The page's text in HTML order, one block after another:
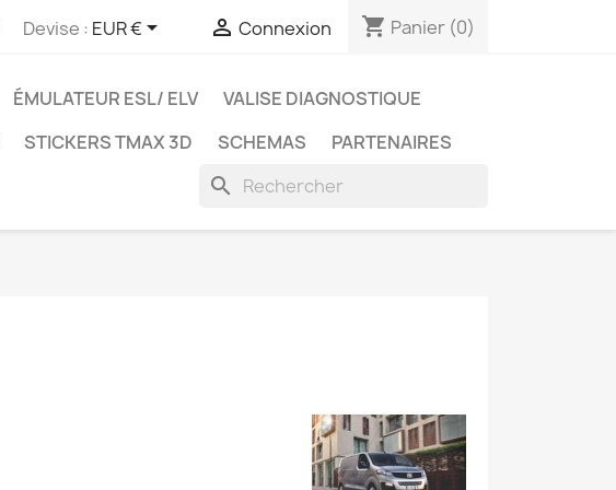
Devise : EUR €  Connexion shopping_cart Panier (0)
ÉMULATEUR ESL/ ELV
VALISE DIAGNOSTIQUE
STICKERS TMAX 3D SCHEMAS PARTENAIRES
search